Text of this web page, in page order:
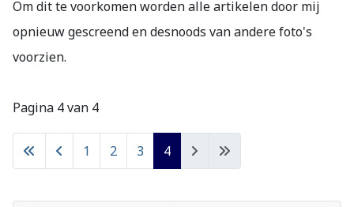
Om dit te voorkomen worden alle artikelen door mij
opnieuw gescreend en desnoods van andere foto's
voorzien.
Pagina 4 van 4
1 2 3 4